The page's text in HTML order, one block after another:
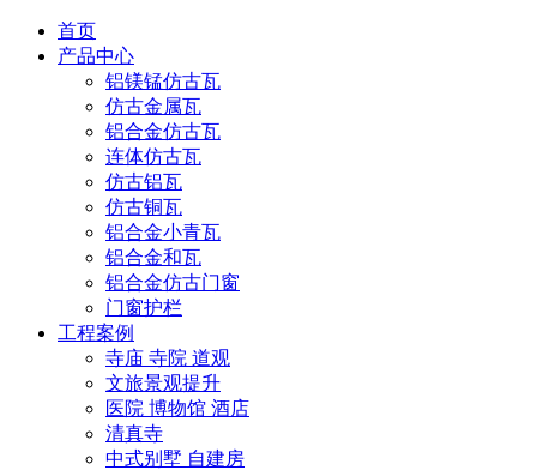
首页
产品中心
铝镁锰仿古瓦
仿古金属瓦
铝合金仿古瓦
连体仿古瓦
仿古铝瓦
仿古铜瓦
铝合金小青瓦
铝合金和瓦
铝合金仿古门窗
门窗护栏
工程案例
寺庙 寺院 道观
文旅景观提升
医院 博物馆 酒店
清真寺
中式别墅 自建房